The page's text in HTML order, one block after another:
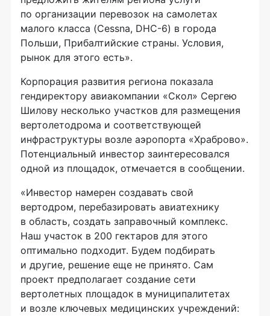
по организации перевозок на самолетах
малого класса (Cessna, DHC-6) в города
Польши, Прибалтийские страны. Условия,
рынок для этого есть».
Корпорация развития региона показала
гендиректору авиакомпании «Скол» Сергею
Шилову несколько участков для размещения
вертолетодрома и соответствующей
инфраструктуры возле аэропорта «Храброво».
Потенциальный инвестор заинтересовался
одной из площадок, отмечается в сообщении.
«Инвестор намерен создавать свой
вертодром, перебазировать авиатехнику
в область, создать заправочный комплекс.
Наш участок в 200 гектаров для этого
оптимально подходит. Будем подбирать
и другие, решение еще не принято. Сам
проект предполагает создание сети
вертолетных площадок в муниципалитетах
и возле ключевых медицинских учреждений: